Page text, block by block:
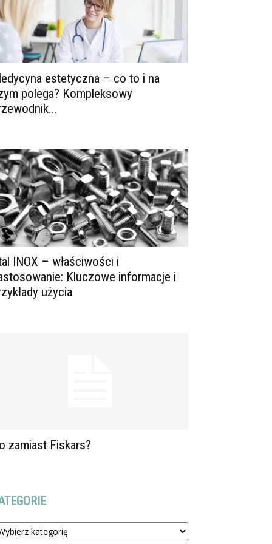
estetyczna – co to i na
polega? Kompleksowy
INOX – właściwości i
Kluczowe informacje i
użycia
zamiast Fiskars?